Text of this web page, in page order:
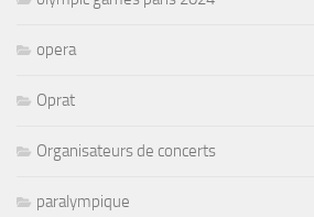
opera
Oprat
Organisateurs de concerts
paralympique